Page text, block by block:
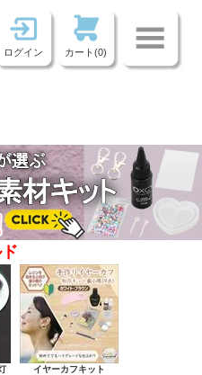
ログイン カート(0)
イヤーカフキット